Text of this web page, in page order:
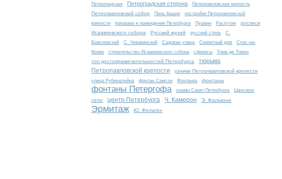
Петроградская Петроградская сторона Петропавловская крепость
Петропавловский собор Пиль-башня
постройки Петропавловской
крепости
призраки и привидения Петербурга Пушкин Распутин
росписи
Исаакиевского собора
Русский музей русский стиль
С.
Бржозовский
С. Чевакинский Садовая улица Секретный дом
Спас-на-
Крови
строительство Исаакиевского собора сфинксы Тома де Томон
топ достопримечательностей Петербурга
тюрьма
Петропавловской крепости
узники Петропавловской крепости
улица Рубинштейна фонтан Самсон Фонтанка фонтаны
фонтаны Петергофа храмы Санкт-Петербурга
Царское
село
центр Петербурга Ч. Камерон Э. Фальконе
Эрмитаж Ю. Фельтен